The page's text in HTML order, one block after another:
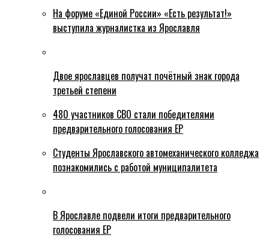
На форуме «Единой России» «Есть результат!»
выступила журналистка из Ярославля
Двое ярославцев получат почётный знак города
третьей степени
480 участников СВО стали победителями
предварительного голосования ЕР
Студенты Ярославского автомеханического колледжа
познакомились с работой муниципалитета
В Ярославле подвели итоги предварительного
голосования ЕР